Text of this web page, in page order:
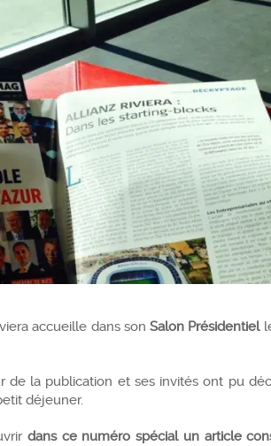
accueille dans sonSalon Présidentiel
de la publication et ses invités ont pu
déjeuner.
dans ce numéro spécial un article